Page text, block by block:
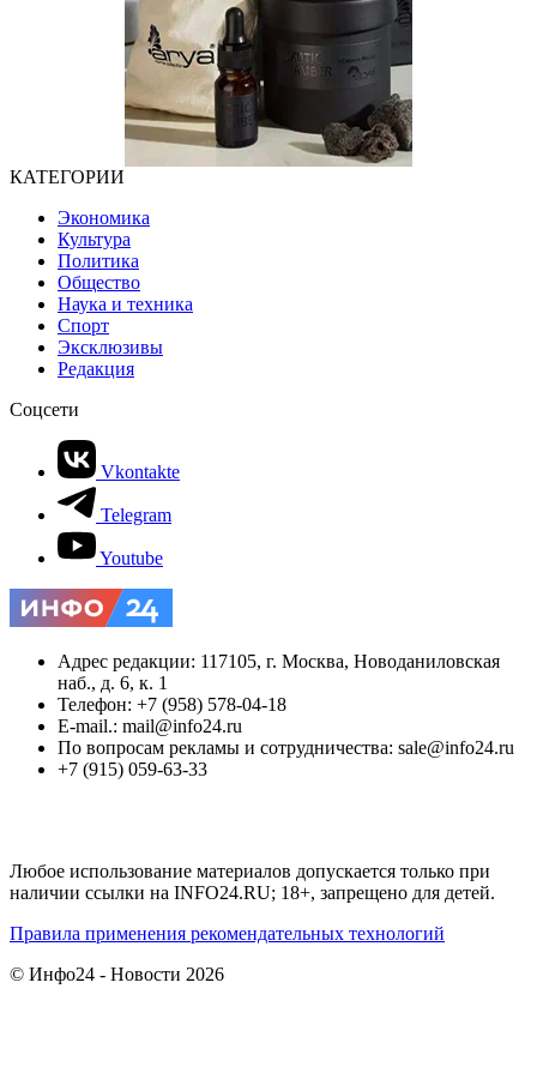
КАТЕГОРИИ
Экономика
Культура
Политика
Общество
Наука и техника
Спорт
Эксклюзивы
Редакция
Соцсети
Vkontakte
Telegram
Youtube
Адрес редакции: 117105, г. Москва, Новоданиловская
наб., д. 6, к. 1
Телефон: +7 (958) 578-04-18
E-mail.: mail@info24.ru
По вопросам рекламы и сотрудничества: sale@info24.ru
+7 (915) 059-63-33
Любое использование материалов допускается только при
наличии ссылки на INFO24.RU; 18+, запрещено для детей.
Правила применения рекомендательных технологий
© Инфо24 - Новости 2026